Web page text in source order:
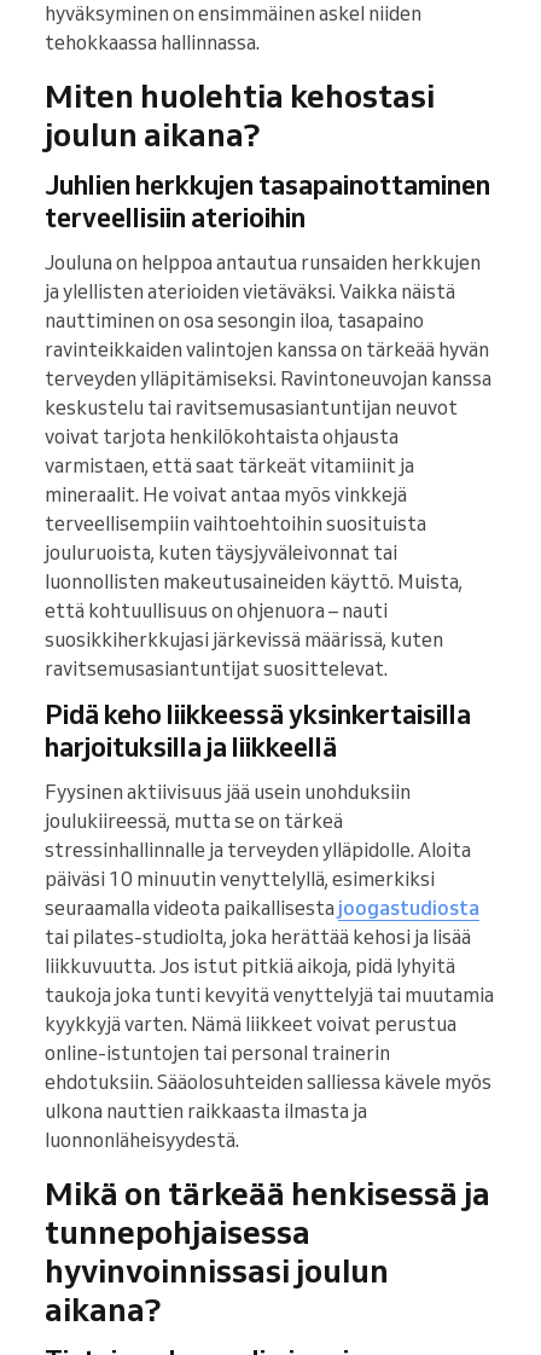
hyväksyminen on ensimmäinen askel niiden
tehokkaassa hallinnassa.
Miten huolehtia kehostasi
joulun aikana?
Juhlien herkkujen tasapainottaminen
terveellisiin aterioihin
Jouluna on helppoa antautua runsaiden herkkujen
ja ylellisten aterioiden vietäväksi. Vaikka näistä
nauttiminen on osa sesongin iloa, tasapaino
ravinteikkaiden valintojen kanssa on tärkeää hyvän
terveyden ylläpitämiseksi. Ravintoneuvojan kanssa
keskustelu tai ravitsemusasiantuntijan neuvot
voivat tarjota henkilökohtaista ohjausta
varmistaen, että saat tärkeät vitamiinit ja
mineraalit. He voivat antaa myös vinkkejä
terveellisempiin vaihtoehtoihin suosituista
jouluruoista, kuten täysjyväleivonnat tai
luonnollisten makeutusaineiden käyttö. Muista,
että kohtuullisuus on ohjenuora – nauti
suosikkiherkkujasi järkevissä määrissä, kuten
ravitsemusasiantuntijat suosittelevat.
Pidä keho liikkeessä yksinkertaisilla
harjoituksilla ja liikkeellä
Fyysinen aktiivisuus jää usein unohduksiin
joulukiireessä, mutta se on tärkeä
stressinhallinnalle ja terveyden ylläpidolle. Aloita
päiväsi 10 minuutin venyttelyllä, esimerkiksi
seuraamalla videota paikallisesta joogastudiosta
tai pilates-studiolta, joka herättää kehosi ja lisää
liikkuvuutta. Jos istut pitkiä aikoja, pidä lyhyitä
taukoja joka tunti kevyitä venyttelyjä tai muutamia
kyykkyjä varten. Nämä liikkeet voivat perustua
online-istuntojen tai personal trainerin
ehdotuksiin. Sääolosuhteiden salliessa kävele myös
ulkona nauttien raikkaasta ilmasta ja
luonnonläheisyydestä.
Mikä on tärkeää henkisessä ja
tunnepohjaisessa
hyvinvoinnissasi joulun
aikana?